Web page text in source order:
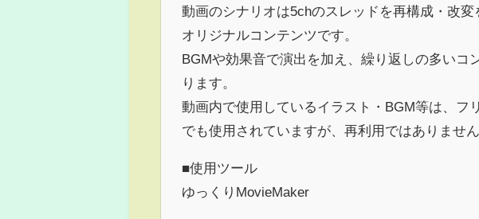
動画のシナリオは5chのスレッドを再構成・改変
オリジナルコンテンツです。
BGMや効果音で演出を加え、繰り返しの多いコ
ります。
動画内で使用しているイラスト・BGM等は、フ
でも使用されていますが、再利用ではありません
■使用ツール
ゆっくりMovieMaker